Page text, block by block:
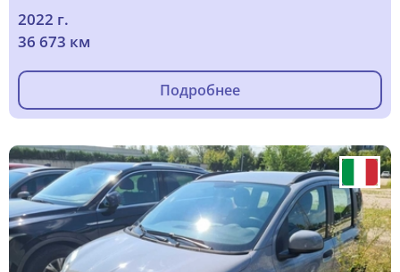
2022 г.
36 673 км
Подробнее